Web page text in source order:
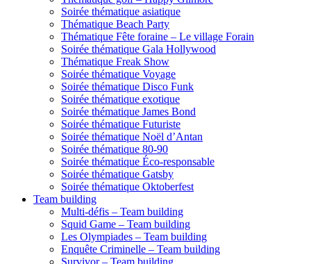
Soirée thématique asiatique
Thématique Beach Party
Thématique Fête foraine – Le village Forain
Soirée thématique Gala Hollywood
Thématique Freak Show
Soirée thématique Voyage
Soirée thématique Disco Funk
Soirée thématique exotique
Soirée thématique James Bond
Soirée thématique Futuriste
Soirée thématique Noël d’Antan
Soirée thématique 80-90
Soirée thématique Éco-responsable
Soirée thématique Gatsby
Soirée thématique Oktoberfest
Team building
Multi-défis – Team building
Squid Game – Team building
Les Olympiades – Team building
Enquête Criminelle – Team building
Survivor – Team building